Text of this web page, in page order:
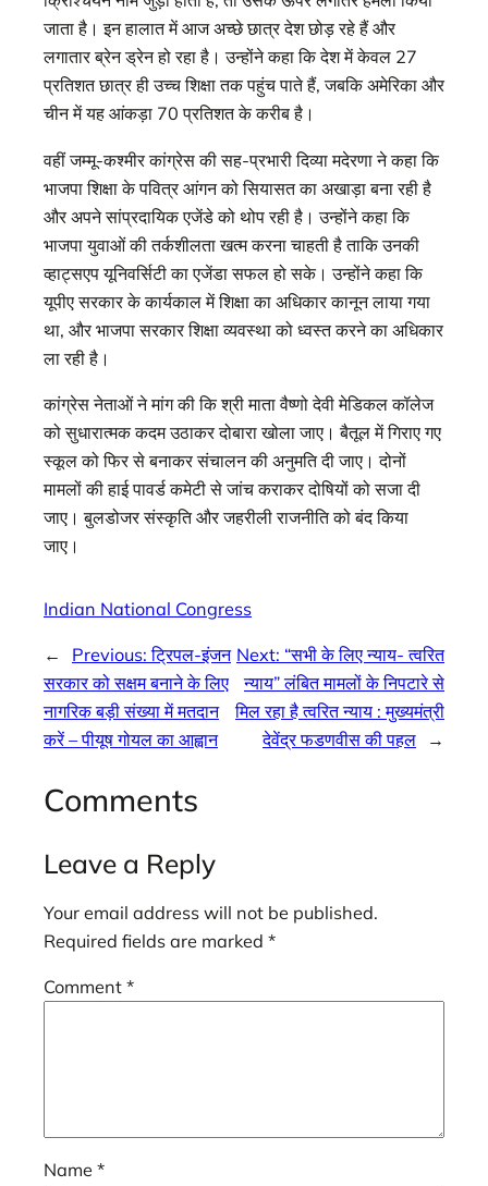
जाता है। इन हालात में आज अच्छे छात्र देश छोड़ रहे हैं और
लगातार ब्रेन ड्रेन हो रहा है। उन्होंने कहा कि देश में केवल 27
प्रतिशत छात्र ही उच्च शिक्षा तक पहुंच पाते हैं, जबकि अमेरिका और
चीन में यह आंकड़ा 70 प्रतिशत के करीब है।
वहीं जम्मू-कश्मीर कांग्रेस की सह-प्रभारी दिव्या मदेरणा ने कहा कि
भाजपा शिक्षा के पवित्र आंगन को सियासत का अखाड़ा बना रही है
और अपने सांप्रदायिक एजेंडे को थोप रही है। उन्होंने कहा कि
भाजपा युवाओं की तर्कशीलता खत्म करना चाहती है ताकि उनकी
व्हाट्सएप यूनिवर्सिटी का एजेंडा सफल हो सके। उन्होंने कहा कि
यूपीए सरकार के कार्यकाल में शिक्षा का अधिकार कानून लाया गया
था, और भाजपा सरकार शिक्षा व्यवस्था को ध्वस्त करने का अधिकार
ला रही है।
कांग्रेस नेताओं ने मांग की कि श्री माता वैष्णो देवी मेडिकल कॉलेज
को सुधारात्मक कदम उठाकर दोबारा खोला जाए। बैतूल में गिराए गए
स्कूल को फिर से बनाकर संचालन की अनुमति दी जाए। दोनों
मामलों की हाई पावर्ड कमेटी से जांच कराकर दोषियों को सजा दी
जाए। बुलडोजर संस्कृति और जहरीली राजनीति को बंद किया
जाए।
Indian National Congress
← Previous:ट्रिपल-इंजन
सरकार को सक्षम बनाने के लिए
नागरिक बड़ी संख्या में मतदान
करें – पीयूष गोयल का आह्वान
Next: “सभी के लिए न्याय- त्वरित
न्याय” लंबित मामलों के निपटारे से
मिल रहा है त्वरित न्याय : मुख्यमंत्री
देवेंद्र फडणवीस की पहल
→
Comments
Leave a Reply
Your email address will not be published.
Required fields are marked *
Comment *
Name *